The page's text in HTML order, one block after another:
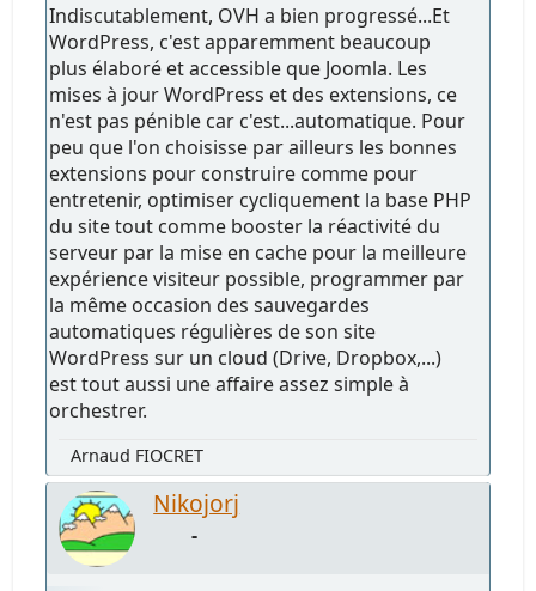
Indiscutablement, OVH a bien progressé...Et
WordPress, c'est apparemment beaucoup
plus élaboré et accessible que Joomla. Les
mises à jour WordPress et des extensions, ce
n'est pas pénible car c'est...automatique. Pour
peu que l'on choisisse par ailleurs les bonnes
extensions pour construire comme pour
entretenir, optimiser cycliquement la base PHP
du site tout comme booster la réactivité du
serveur par la mise en cache pour la meilleure
expérience visiteur possible, programmer par
la même occasion des sauvegardes
automatiques régulières de son site
WordPress sur un cloud (Drive, Dropbox,...)
est tout aussi une affaire assez simple à
orchestrer.
Arnaud FIOCRET
Nikojorj
-